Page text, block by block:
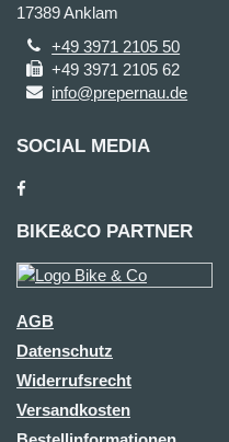
17389 Anklam
+49 3971 2105 50
+49 3971 2105 62
info@prepernau.de
SOCIAL MEDIA
BIKE&CO PARTNER
AGB
Datenschutz
Widerrufsrecht
Versandkosten